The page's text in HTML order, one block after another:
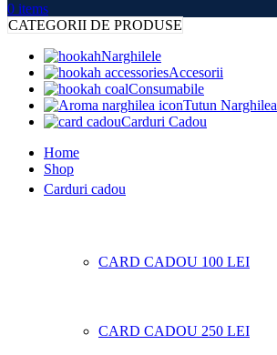
0 items
CATEGORII DE PRODUSE
Narghilele
Accesorii
Consumabile
Tutun Narghilea
Carduri Cadou
Home
Shop
Carduri cadou
CARD CADOU 100 LEI
CARD CADOU 250 LEI